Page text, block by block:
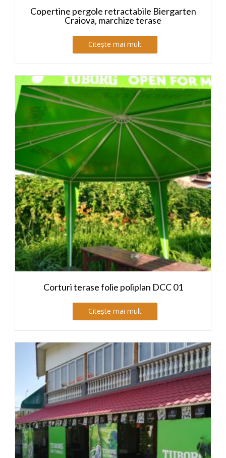
Copertine pergole retractabile Biergarten
Craiova, marchize terase
Citește mai mult
Corturi terase folie poliplan DCC 01
Citește mai mult